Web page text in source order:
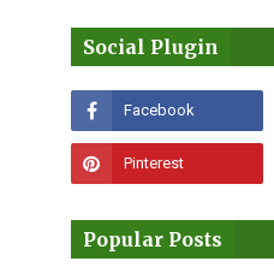
Social Plugin
Popular Posts